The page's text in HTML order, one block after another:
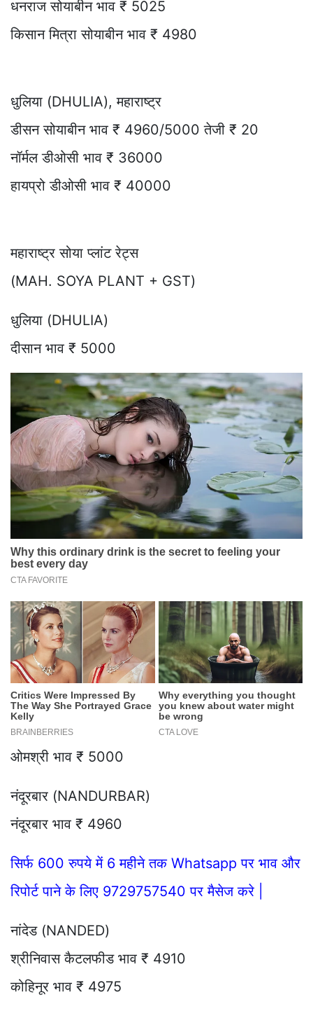
धनराज सोयाबीन भाव ₹ 5025
किसान मित्रा सोयाबीन भाव ₹ 4980
धुलिया (DHULIA), महाराष्ट्र
डीसन सोयाबीन भाव ₹ 4960/5000 तेजी ₹ 20
नॉर्मल डीओसी भाव ₹ 36000
हायप्रो डीओसी भाव ₹ 40000
महाराष्ट्र सोया प्लांट रेट्स
(MAH. SOYA PLANT + GST)
धुलिया (DHULIA)
दीसान भाव ₹ 5000
ओमश्री भाव ₹ 5000
नंदूरबार (NANDURBAR)
नंदूरबार भाव ₹ 4960
सिर्फ 600 रुपये में 6 महीने तक Whatsapp पर भाव और
रिपोर्ट पाने के लिए 9729757540 पर मैसेज करे |
नांदेड (NANDED)
श्रीनिवास कैटलफीड भाव ₹ 4910
कोहिनूर भाव ₹ 4975